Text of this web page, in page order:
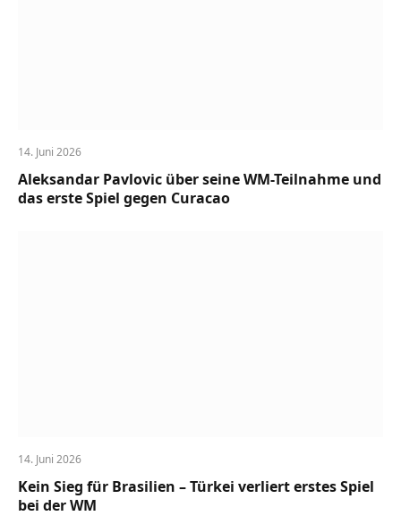
14. Juni 2026
Aleksandar Pavlovic über seine WM-Teilnahme und
das erste Spiel gegen Curacao
14. Juni 2026
Kein Sieg für Brasilien – Türkei verliert erstes Spiel
bei der WM